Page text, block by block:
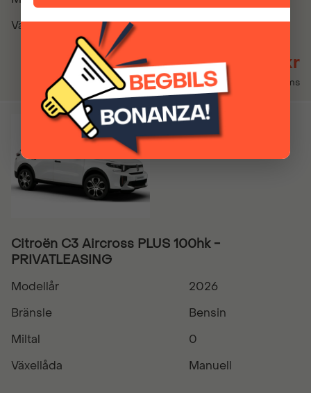
Växellåda
Automatisk
3 399 kr
Inkl. moms
Citroën C3 Aircross PLUS 100hk -
PRIVATLEASING
Modellår
2026
Bränsle
Bensin
Miltal
0
Växellåda
Manuell